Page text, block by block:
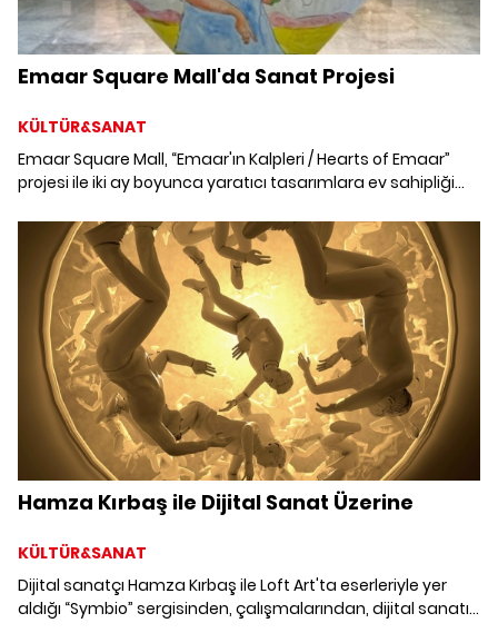
Emaar Square Mall'da Sanat Projesi
KÜLTÜR&SANAT
Emaar Square Mall, “Emaar'ın Kalpleri / Hearts of Emaar”
projesi ile iki ay boyunca yaratıcı tasarımlara ev sahipliği
Hamza Kırbaş ile Dijital Sanat Üzerine
KÜLTÜR&SANAT
Dijital sanatçı Hamza Kırbaş ile Loft Art'ta eserleriyle yer
aldığı “Symbio” sergisinden, çalışmalarından, dijital sanatın